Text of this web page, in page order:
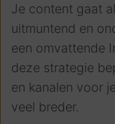
Je content gaat
uitmuntend en
een omvattende
deze strategie
en kanalen voor
veel breder.